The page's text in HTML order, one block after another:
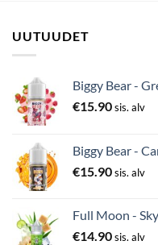
UUTUUDET
Biggy Bear -
€15.90sis. alv
Biggy Bear -
€15.90sis. alv
Full Moon -
€14.90sis. alv